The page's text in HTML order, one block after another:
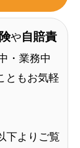
や自賠責
・業務中
ともお気軽
下よりご覧